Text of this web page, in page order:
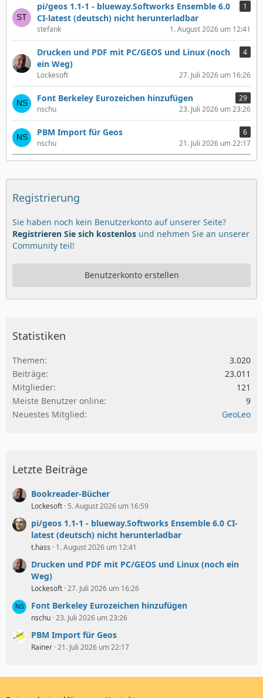
pi/geos 1.1-1 - blueway.Softworks Ensemble 6.0
CI-latest (deutsch) nicht herunterladbar
1
stefank 1. August 2026 um 12:41
Drucken und PDF mit PC/GEOS und Linux (noch
ein Weg)
4
Lockesoft 27. Juli 2026 um 16:26
Font Berkeley Eurozeichen hinzufügen
29
nschu
23. Juli 2026 um 23:26
PBM Import für Geos
6
nschu
21. Juli 2026 um 22:17
Registrierung
Sie haben noch kein Benutzerkonto auf unserer Seite?
Registrieren Sie sich kostenlos und nehmen Sie an unserer
Community teil!
Benutzerkonto erstellen
Statistiken
Themen
3.020
Beiträge
23.011
Mitglieder
121
Meiste Benutzer online
9
Neuestes Mitglied
GeoLeo
Letzte Beiträge
Bookreader-Bücher
Lockesoft 5. August 2026 um 16:59
pi/geos 1.1-1 - blueway.Softworks Ensemble 6.0 CI-
latest (deutsch) nicht herunterladbar
t.hass 1. August 2026 um 12:41
Drucken und PDF mit PC/GEOS und Linux (noch ein
Weg)
Lockesoft 27. Juli 2026 um 16:26
Font Berkeley Eurozeichen hinzufügen
nschu 23. Juli 2026 um 23:26
PBM Import für Geos
Rainer 21. Juli 2026 um 22:17